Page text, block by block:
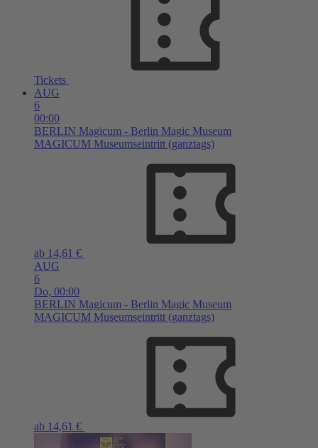
Tickets
AUG
6
00:00
BERLIN Magicum - Berlin Magic Museum
MAGICUM Museumseintritt (ganztags)
ab 14,61 €
AUG
6
Do, 00:00
BERLIN Magicum - Berlin Magic Museum
MAGICUM Museumseintritt (ganztags)
ab 14,61 €